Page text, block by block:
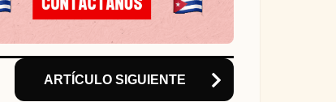
ARTÍCULO SIGUIENTE